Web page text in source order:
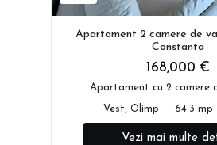
Apartament 2 camere de
Constanta
168,000 €
Apartament cu 2 camere
Vest, Olimp 64.3 mp
Vezi mai multe